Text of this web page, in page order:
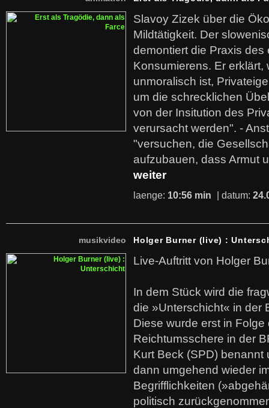
Slavoy Zizek über die
Mildtätigkeit. Der
demontiert die Praxis des
Konsumierens. Er erklärt,
unmoralisch ist,
um die schrecklichen
von der Insitution des
verursacht werden". -
"versuchen, die
aufzubauen, dass Armut
weiter
laenge: 10:56 min | datum:
musikvideo Holger Burner (live) :
Live-Auftritt von Holger
In dem Stück wird die
die »Unterschicht« in der
Diese wurde erst in
Reichtumsschere in der
Kurt Beck (SPD)
dann umgehend wieder
Begrifflichkeiten
politisch